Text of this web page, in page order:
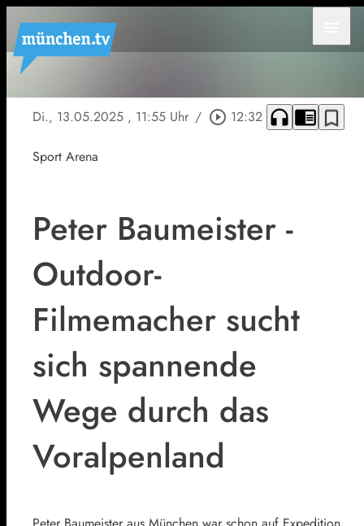
Di., 13.05.2025 , 11:55 Uhr / play_circle_outline 12:32 headphones chrome_reader_mode bookmark_border
Sport Arena
Peter Baumeister -
Outdoor-
Filmemacher sucht
sich spannende
Wege durch das
Voralpenland